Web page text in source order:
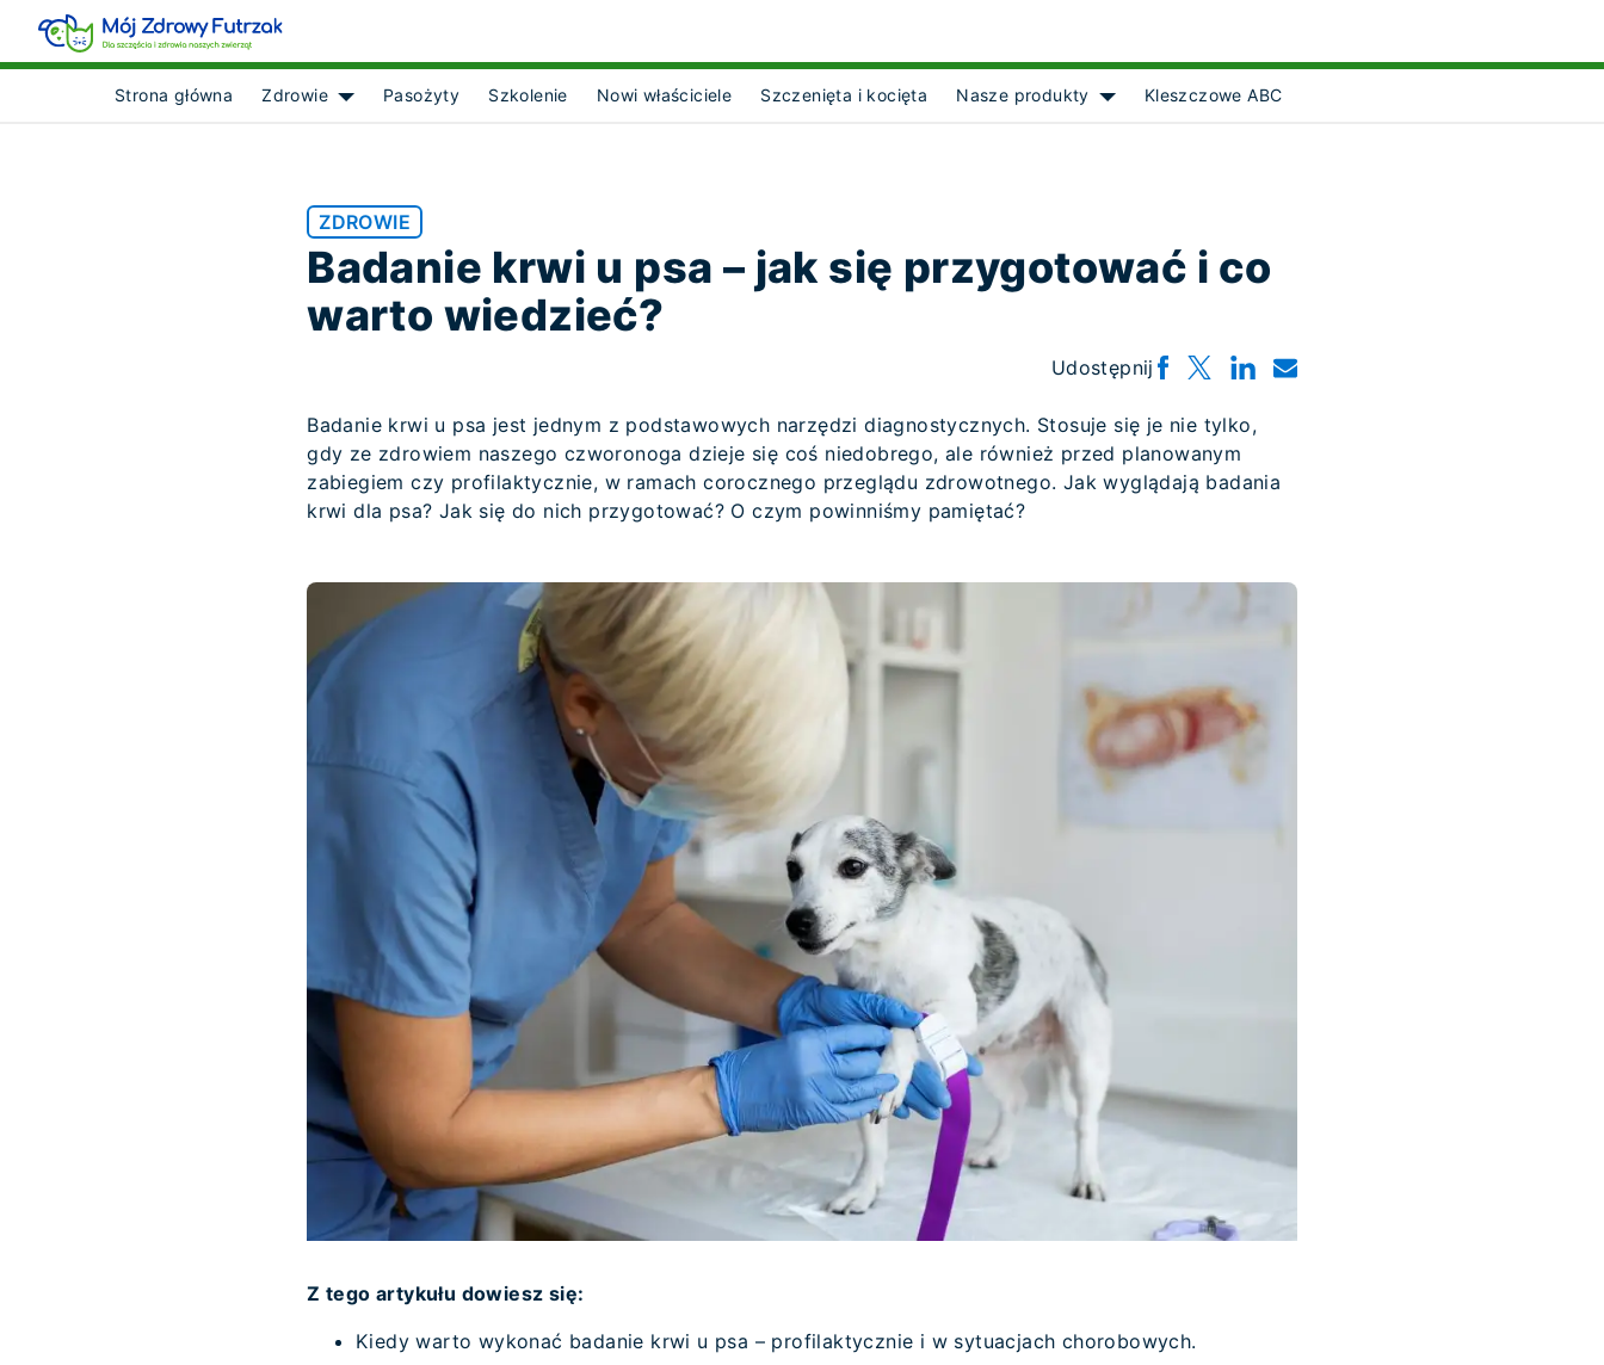
Strona główna
Zdrowie
Show submenu for [object Object]
Pasożyty Szkolenie Nowi właściciele Szczenięta i kocięta
Nasze produkty
Kleszczowe ABC
ZDROWIE
Badanie krwi u psa – jak się przygotować i co
warto wiedzieć?
Udostępnij
Badanie krwi u psa jest jednym z podstawowych narzędzi diagnostycznych. Stosuje się je nie tylko,
gdy ze zdrowiem naszego czworonoga dzieje się coś niedobrego, ale również przed planowanym
zabiegiem czy profilaktycznie, w ramach corocznego przeglądu zdrowotnego. Jak wyglądają badania
krwi dla psa? Jak się do nich przygotować? O czym powinniśmy pamiętać?
Z tego artykułu dowiesz się:
Kiedy warto wykonać badanie krwi u psa – profilaktycznie i w sytuacjach chorobowych.